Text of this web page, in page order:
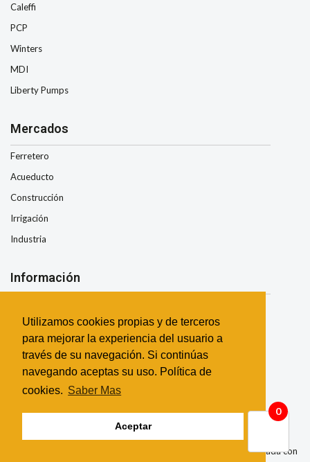
Utilizamos cookies propias y de terceros
para mejorar la experiencia del usuario a
través de su navegación. Si continúas
navegando aceptas su uso. Política de
cookies. Saber Mas
Aceptar
0
Caleffi
PCP
Winters
MDI
Liberty Pumps
Mercados
Ferretero
Acueducto
Construcción
Irrigación
Industria
Información
Condiciones de Envio
Términos y Condiciones
Garantía
Contacto
2026 Todos los derechos reservados | Esta página fue realizada con